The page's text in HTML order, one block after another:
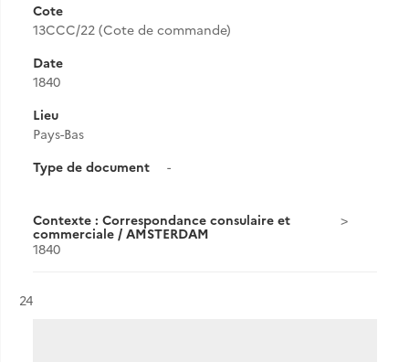
Cote
13CCC/22 (Cote de commande)
Date
1840
Lieu
Pays-Bas
Type de document
-
Contexte : Correspondance consulaire et
commerciale / AMSTERDAM
1840
Résultat n°
24